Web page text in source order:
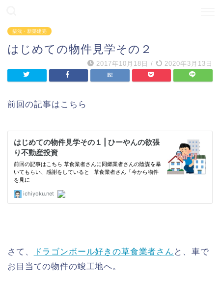
築浅・新築建売
はじめての物件見学その２
2017年10月18日 / 2020年3月13日
前回の記事はこちら
さて、 ドラゴンボール好きの草食業者さん と、車で
お目当ての物件の竣工地へ。